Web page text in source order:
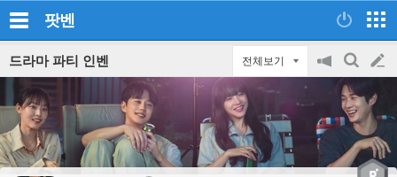
팟벤
드라마 파티 인벤 전체보기
공
on/off
검
색
글
쓰
기